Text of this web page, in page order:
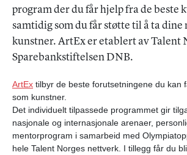
program der du får hjelp fra de beste
samtidig som du får støtte til å ta dine
kunstner. ArtEx er etablert av Talent
Sparebankstiftelsen DNB.
ArtEx tilbyr de beste forutsetningene du kan
som kunstner.
Det individuelt tilpassede programmet gir
nasjonale og internasjonale arenaer,
mentorprogram i samarbeid med
hele Talent Norges nettverk. I tillegg får du